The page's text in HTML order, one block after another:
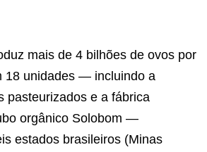
mais de 4 bilhões de ovos por
18 unidades — incluindo a
pasteurizados e a fábrica
orgânico Solobom —
estados brasileiros (Minas